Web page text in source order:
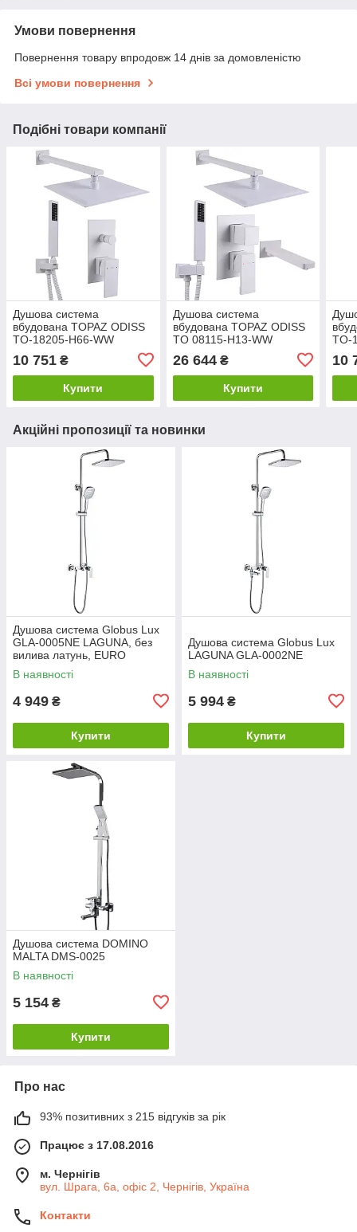
Умови повернення
Повернення товару впродовж 14 днів за домовленістю
Всі умови повернення
Подібні товари компанії
Душова система
вбудована TOPAZ ODISS
TO-18205-H66-WW
10 751 ₴
Купити
Душова система
вбудована TOPAZ ODISS
TO 08115-H13-WW
26 644₴
Купити
TO-
10
Акційні пропозиції та новинки
Душова система Globus Lux
GLA-0005NE LAGUNA, без
вилива латунь, EURO
В наявності
4 949 ₴
Купити
Душова система Globus Lux
LAGUNA GLA-0002NE
В наявності
5 994 ₴
Купити
Душова система DOMINO
MALTA DMS-0025
В наявності
5 154 ₴
Купити
Про нас
93% позитивних з 215 відгуків за рік
Працює з 17.08.2016
м. Чернігів
вул. Шрага, 6а, офіс 2, Чернігів, Україна
Контакти